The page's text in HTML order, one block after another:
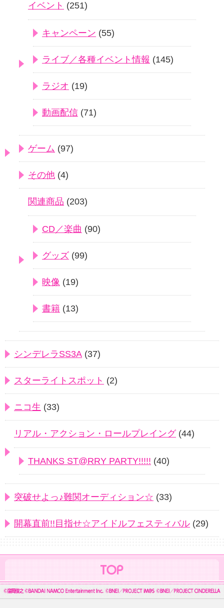
イベント (251)
キャンペーン (55)
ライブ／各種イベント情報 (145)
ラジオ (19)
動画配信 (71)
ゲーム (97)
その他 (4)
関連商品 (203)
CD／楽曲 (90)
グッズ (99)
映像 (19)
書籍 (13)
シンデレラSS3A (37)
スターライトスポット (2)
ニコ生 (33)
リアル・アクション・ロールプレイング(44)
THANKS ST@RRY PARTY!!!!! (40)
突破せよっ♪難関オーディション☆ (33)
開幕直前!!目指せ☆アイドルフェスティバル (29)